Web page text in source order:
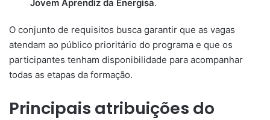
Jovem Aprendiz da Energisa.
O conjunto de requisitos busca garantir que as vagas
atendam ao público prioritário do programa e que os
participantes tenham disponibilidade para acompanhar
todas as etapas da formação.
Principais atribuições do